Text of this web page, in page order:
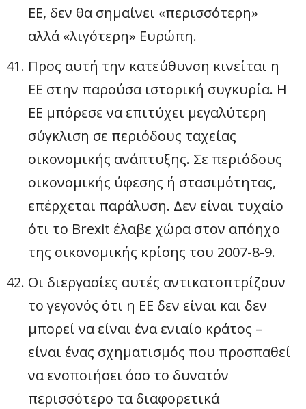
ΕΕ, δεν θα σημαίνει «περισσότερη»
αλλά «λιγότερη» Ευρώπη.
Προς αυτή την κατεύθυνση κινείται η
ΕΕ στην παρούσα ιστορική συγκυρία. Η
ΕΕ μπόρεσε να επιτύχει μεγαλύτερη
σύγκλιση σε περιόδους ταχείας
οικονομικής ανάπτυξης. Σε περιόδους
οικονομικής ύφεσης ή στασιμότητας,
επέρχεται παράλυση. Δεν είναι τυχαίο
ότι το Brexit έλαβε χώρα στον απόηχο
της οικονομικής κρίσης του 2007-8-9.
Οι διεργασίες αυτές αντικατοπτρίζουν
το γεγονός ότι η ΕΕ δεν είναι και δεν
μπορεί να είναι ένα ενιαίο κράτος –
είναι ένας σχηματισμός που προσπαθεί
να ενοποιήσει όσο το δυνατόν
περισσότερο τα διαφορετικά